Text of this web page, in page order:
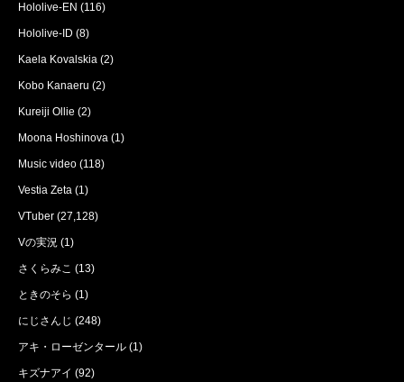
Hololive-EN (116)
Hololive-ID (8)
Kaela Kovalskia (2)
Kobo Kanaeru (2)
Kureiji Ollie (2)
Moona Hoshinova (1)
Music video (118)
Vestia Zeta (1)
VTuber (27,128)
Vの実況 (1)
さくらみこ (13)
ときのそら (1)
にじさんじ (248)
アキ・ローゼンタール (1)
キズナアイ (92)